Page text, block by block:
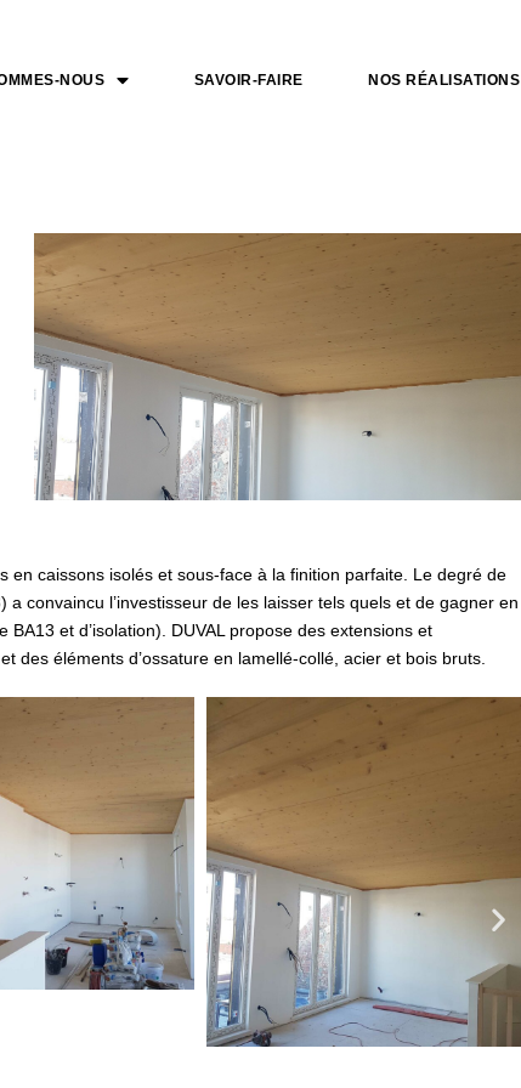
NOUS SAVOIR-FAIRE NOS RÉALISATIONS
en caissons isolés et sous-face à la finition parfaite. Le degré de
convaincu l’investisseur de les laisser tels quels et de gagner en
et d’isolation). DUVAL propose des extensions et
des éléments d’ossature en lamellé-collé, acier et bois bruts.